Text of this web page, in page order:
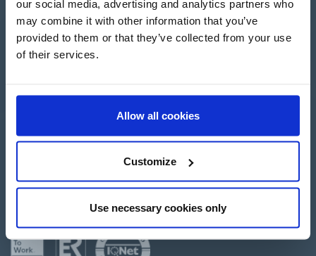
our social media, advertising and analytics partners who
may combine it with other information that you’ve
provided to them or that they’ve collected from your use
of their services.
Allow all cookies
Customize
Use necessary cookies only
Apartado de Correos nº 45
Pol. Ind. "El Carrascot"
Artesans 1 - 46850 L'Olleria
(Valencia-Spain)
+33 249 880 967
Crear cuenta